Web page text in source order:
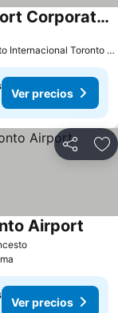
Hyatt Place Mississauga / Airport Corporate Centre
a 3.3 km de: Aeropuerto Internacional Toronto Pearson
Ver precios
Compartir
Airport
Ver precios